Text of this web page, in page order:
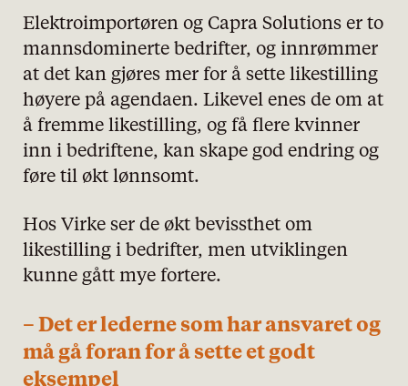
Elektroimportøren og Capra Solutions er to
mannsdominerte bedrifter, og innrømmer
at det kan gjøres mer for å sette likestilling
høyere på agendaen. Likevel enes de om at
å fremme likestilling, og få flere kvinner
inn i bedriftene, kan skape god endring og
føre til økt lønnsomt.
Hos Virke ser de økt bevissthet om
likestilling i bedrifter, men utviklingen
kunne gått mye fortere.
– Det er lederne som har ansvaret og
må gå foran for å sette et godt
eksempel